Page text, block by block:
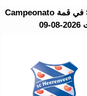
SE Palmeiras ضد SC Internacional في قمة Campeonato